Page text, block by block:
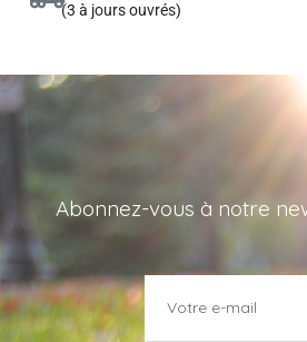
(3 à jours ouvrés)
Abonnez-vous à notre